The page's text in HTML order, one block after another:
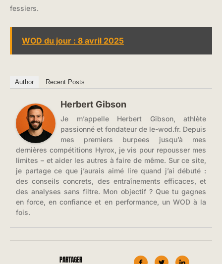
fessiers.
WOD du jour : 8 avril 2025
Author Recent Posts
Herbert Gibson
Je m’appelle Herbert Gibson, athlète
passionné et fondateur de le-wod.fr. Depuis
mes premiers burpees jusqu’à mes
dernières compétitions Hyrox, je vis pour repousser mes
limites – et aider les autres à faire de même. Sur ce site,
je partage ce que j’aurais aimé lire quand j’ai débuté :
des conseils concrets, des entraînements efficaces, et
des analyses sans filtre. Mon objectif ? Que tu gagnes
en force, en confiance et en performance, un WOD à la
fois.
PARTAGER